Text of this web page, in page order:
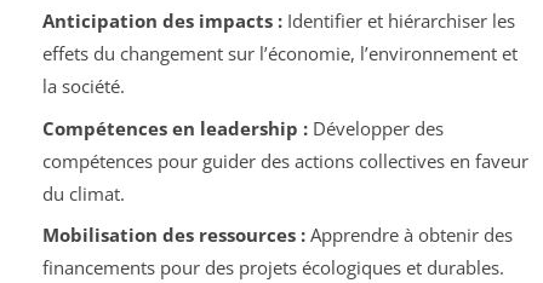
Anticipation des impacts :Identifier et hiérarchiser les
effets du changement sur l’économie, l’environnement et
la société.
Compétences en leadership :Développer des
compétences pour guider des actions collectives en faveur
du climat.
Mobilisation des ressources :Apprendre à obtenir des
financements pour des projets écologiques et durables.